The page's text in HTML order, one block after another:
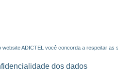
website ADICTEL você concorda a respeitar as
dos dados